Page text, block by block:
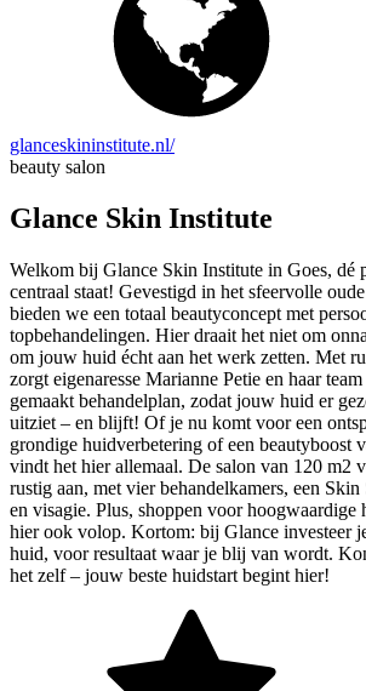
glanceskininstitute.nl/
beauty salon
Glance Skin Institute
Welkom bij Glance Skin Institute in Goes, dé
centraal staat! Gevestigd in het sfeervolle
bieden we een totaal beautyconcept met
topbehandelingen. Hier draait het niet om
om jouw huid écht aan het werk zetten. Met
zorgt eigenaresse Marianne Petie en haar
gemaakt behandelplan, zodat jouw huid er
uitziet – en blijft! Of je nu komt voor een
grondige huidverbetering of een beautyboost
vindt het hier allemaal. De salon van 120 m2
rustig aan, met vier behandelkamers, een
en visagie. Plus, shoppen voor hoogwaardige
hier ook volop. Kortom: bij Glance investeer
huid, voor resultaat waar je blij van wordt.
het zelf – jouw beste huidstart begint hier!